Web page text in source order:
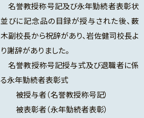
名誉教授称号記及び永年勤続者表彰状
並びに記念品の目録が授与された後、薮
木副校長から祝辞があり、岩佐健司校長よ
り謝辞がありました。
名誉教授称号記授与式及び退職者に係
る永年勤続者表彰式
被授与者（名誉教授称号記）
被表彰者（永年勤続者表彰）